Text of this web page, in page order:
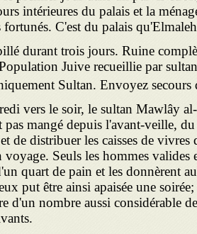
intérieures du palais et la
C'est du palais
durant trois jours. Ruine
Juive recueillie par
Sultan. Envoyez
vers le soir, le sultan Mawlây
pas mangé depuis l'avant-veille,
de distribuer les caisses de
voyage. Seuls les hommes valides
quart de pain et les donnèrent
put être ainsi apaisée une
d'un nombre aussi considérable